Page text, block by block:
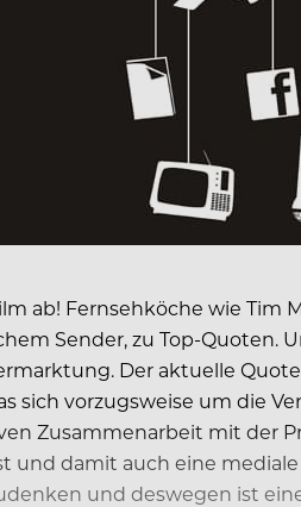
ab! Fernsehköche wie Tim
Sender, zu Top-Quoten.
Der aktuelle
sich vorzugsweise um die
Zusammenarbeit mit der
und damit auch eine
und deswegen ist